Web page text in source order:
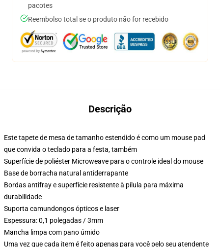
pacotes
Reembolso total se o produto não for recebido
Descrição
Este tapete de mesa de tamanho estendido é como um mouse pad
que convida o teclado para a festa, também
Superfície de poliéster Microweave para o controle ideal do mouse
Base de borracha natural antiderrapante
Bordas antifray e superfície resistente à pílula para máxima
durabilidade
Suporta camundongos ópticos e laser
Espessura: 0,1 polegadas / 3mm
Mancha limpa com pano úmido
Uma vez que cada item é feito apenas para você pelo seu atendente